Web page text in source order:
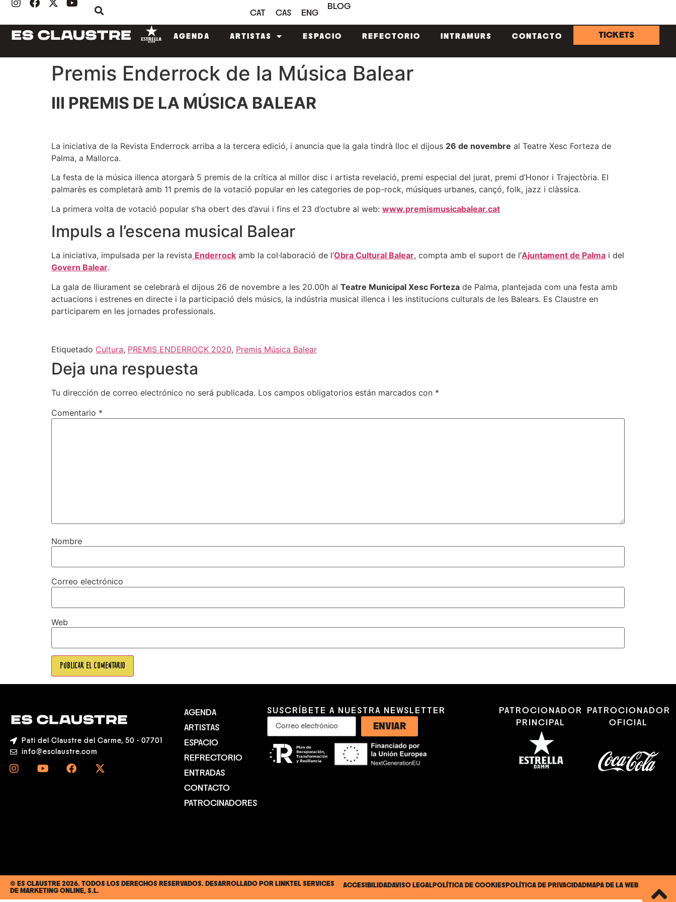
CAT CAS ENG
BLOG
AGENDA ARTISTAS ESPACIO REFECTORIO INTRAMURS CONTACTO TICKETS
Premis Enderrock de la Música Balear
III PREMIS DE LA MÚSICA BALEAR
La iniciativa de la Revista Enderrock arriba a la tercera edició, i anuncia que la gala tindrà lloc el dijous 26 de novembre al Teatre Xesc Forteza de
Palma, a Mallorca.
La festa de la música illenca atorgarà 5 premis de la crítica al millor disc i artista revelació, premi especial del jurat, premi d’Honor i Trajectòria. El
palmarès es completarà amb 11 premis de la votació popular en les categories de pop-rock, músiques urbanes, cançó, folk, jazz i clàssica.
La primera volta de votació popular s’ha obert des d’avui i fins el 23 d’octubre al web: www.premismusicabalear.cat
Impuls a l’escena musical Balear
La iniciativa, impulsada per la revista Enderrock amb la col·laboració de l’Obra Cultural Balear, compta amb el suport de l’Ajuntament de Palma i del
Govern Balear.
La gala de lliurament se celebrarà el dijous 26 de novembre a les 20.00h al Teatre Municipal Xesc Forteza de Palma, plantejada com una festa amb
actuacions i estrenes en directe i la participació dels músics, la indústria musical illenca i les institucions culturals de les Balears. Es Claustre en
participarem en les jornades professionals.
Etiquetado Cultura, PREMIS ENDERROCK 2020, Premis Música Balear
Deja una respuesta
Tu dirección de correo electrónico no será publicada. Los campos obligatorios están marcados con *
Comentario *
Nombre
Correo electrónico
Web
Pati del Claustre del Carme, 50 - 07701
info@esclaustre.com
AGENDA
ARTISTAS
ESPACIO
REFRECTORIO
ENTRADAS
CONTACTO
PATROCINADORES
SUSCRÍBETE A NUESTRA NEWSLETTER
ENVIAR
PATROCIONADOR
PRINCIPAL
PATROCIONADOR
OFICIAL
© ES CLAUSTRE 2026. TODOS LOS DERECHOS RESERVADOS. DESARROLLADO POR LINKTEL SERVICES
DE MARKETING ONLINE, S.L.
ACCESIBILIDADAVISO LEGAL POLÍTICA DE COOKIES POLÍTICA DE PRIVACIDAD MAPA DE LA WEB